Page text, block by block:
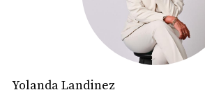
Impacto del Turismo en
Inmobiliaria
El aumento del turismo tiene un
Yolanda Landinez